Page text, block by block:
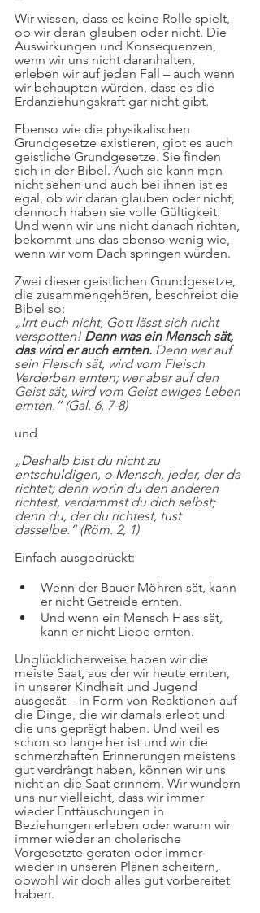
Wir wissen, dass es keine Rolle spielt,
ob wir daran glauben oder nicht. Die
Auswirkungen und Konsequenzen,
wenn wir uns nicht daranhalten,
erleben wir auf jeden Fall – auch wenn
wir behaupten würden, dass es die
Erdanziehungskraft gar nicht gibt.
Ebenso wie die physikalischen
Grundgesetze existieren, gibt es auch
geistliche Grundgesetze. Sie finden
sich in der Bibel. Auch sie kann man
nicht sehen und auch bei ihnen ist es
egal, ob wir daran glauben oder nicht,
dennoch haben sie volle Gültigkeit.
Und wenn wir uns nicht danach richten,
bekommt uns das ebenso wenig wie,
wenn wir vom Dach springen würden.
Zwei dieser geistlichen Grundgesetze,
die zusammengehören, beschreibt die
Bibel so:
„Irrt euch nicht, Gott lässt sich nicht
verspotten! Denn was ein Mensch sät,
das wird er auch ernten. Denn wer auf
sein Fleisch sät, wird vom Fleisch
Verderben ernten; wer aber auf den
Geist sät, wird vom Geist ewiges Leben
ernten.“ (Gal. 6, 7-8)
und
„Deshalb bist du nicht zu
entschuldigen, o Mensch, jeder, der da
richtet; denn worin du den anderen
richtest, verdammst du dich selbst;
denn du, der du richtest, tust
dasselbe.“ (Röm. 2, 1)
Einfach ausgedrückt:
Wenn der Bauer Möhren sät, kann
er nicht Getreide ernten.
Und wenn ein Mensch Hass sät,
kann er nicht Liebe ernten.
Unglücklicherweise haben wir die
meiste Saat, aus der wir heute ernten,
in unserer Kindheit und Jugend
ausgesät – in Form von Reaktionen auf
die Dinge, die wir damals erlebt und
die uns geprägt haben. Und weil es
schon so lange her ist und wir die
schmerzhaften Erinnerungen meistens
gut verdrängt haben, können wir uns
nicht an die Saat erinnern. Wir wundern
uns nur vielleicht, dass wir immer
wieder Enttäuschungen in
Beziehungen erleben oder warum wir
immer wieder an cholerische
Vorgesetzte geraten oder immer
wieder in unseren Plänen scheitern,
obwohl wir doch alles gut vorbereitet
haben.